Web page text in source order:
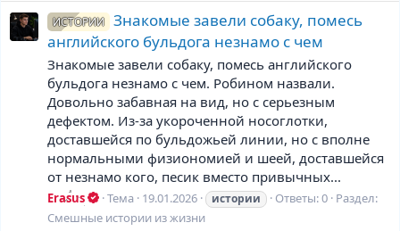
ИСТОРИИ
Знакомые завели собаку, помесь
английского бульдога незнамо с чем
Знакомые завели собаку, помесь английского
бульдога незнамо с чем. Робином назвали.
Довольно забавная на вид, но с серьезным
дефектом. Из-за укороченной носоглотки,
доставшейся по бульдожьей линии, но с вполне
нормальными физиономией и шеей, доставшейся
от незнамо кого, песик вместо привычных...
Erasus Тема 19.01.2026 истории Ответы: 0 Раздел:
Смешные истории из жизни